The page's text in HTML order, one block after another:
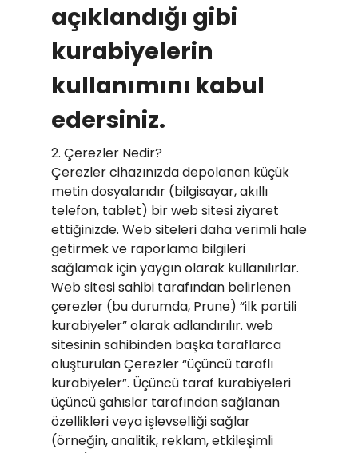
açıklandığı gibi
kurabiyelerin
kullanımını kabul
edersiniz.
2. Çerezler Nedir?
Çerezler cihazınızda depolanan küçük
metin dosyalarıdır (bilgisayar, akıllı
telefon, tablet) bir web sitesi ziyaret
ettiğinizde. Web siteleri daha verimli hale
getirmek ve raporlama bilgileri
sağlamak için yaygın olarak kullanılırlar.
Web sitesi sahibi tarafından belirlenen
çerezler (bu durumda, Prune) “ilk partili
kurabiyeler” olarak adlandırılır. web
sitesinin sahibinden başka taraflarca
oluşturulan Çerezler “üçüncü taraflı
kurabiyeler”. Üçüncü taraf kurabiyeleri
üçüncü şahıslar tarafından sağlanan
özellikleri veya işlevselliği sağlar
(örneğin, analitik, reklam, etkileşimli